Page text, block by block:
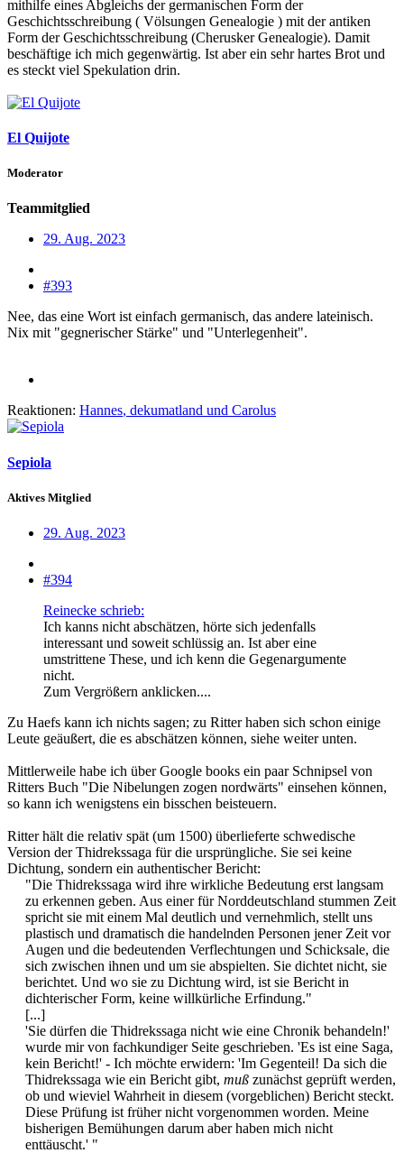
mithilfe eines Abgleichs der germanischen Form der
Geschichtsschreibung ( Völsungen Genealogie ) mit der antiken
Form der Geschichtsschreibung (Cherusker Genealogie). Damit
beschäftige ich mich gegenwärtig. Ist aber ein sehr hartes Brot und
es steckt viel Spekulation drin.
El Quijote
Moderator
Teammitglied
29. Aug. 2023
#393
Nee, das eine Wort ist einfach germanisch, das andere lateinisch.
Nix mit "gegnerischer Stärke" und "Unterlegenheit".
Reaktionen: Hannes, dekumatland und Carolus
Sepiola
Aktives Mitglied
29. Aug. 2023
#394
Reinecke schrieb:
Ich kanns nicht abschätzen, hörte sich jedenfalls
interessant und soweit schlüssig an. Ist aber eine
umstrittene These, und ich kenn die Gegenargumente
nicht.
Zum Vergrößern anklicken....
Zu Haefs kann ich nichts sagen; zu Ritter haben sich schon einige
Leute geäußert, die es abschätzen können, siehe weiter unten.
Mittlerweile habe ich über Google books ein paar Schnipsel von
Ritters Buch "Die Nibelungen zogen nordwärts" einsehen können,
so kann ich wenigstens ein bisschen beisteuern.
Ritter hält die relativ spät (um 1500) überlieferte schwedische
Version der Thidrekssaga für die ursprüngliche. Sie sei keine
Dichtung, sondern ein authentischer Bericht:
"Die Thidrekssaga wird ihre wirkliche Bedeutung erst langsam
zu erkennen geben. Aus einer für Norddeutschland stummen Zeit
spricht sie mit einem Mal deutlich und vernehmlich, stellt uns
plastisch und dramatisch die handelnden Personen jener Zeit vor
Augen und die bedeutenden Verflechtungen und Schicksale, die
sich zwischen ihnen und um sie abspielten. Sie dichtet nicht, sie
berichtet. Und wo sie zu Dichtung wird, ist sie Bericht in
dichterischer Form, keine willkürliche Erfindung."
[...]
'Sie dürfen die Thidrekssaga nicht wie eine Chronik behandeln!'
wurde mir von fachkundiger Seite geschrieben. 'Es ist eine Saga,
kein Bericht!' - Ich möchte erwidern: 'Im Gegenteil! Da sich die
Thidrekssaga wie ein Bericht gibt, muß zunächst geprüft werden,
ob und wieviel Wahrheit in diesem (vorgeblichen) Bericht steckt.
Diese Prüfung ist früher nicht vorgenommen worden. Meine
bisherigen Bemühungen darum aber haben mich nicht
enttäuscht.' "​